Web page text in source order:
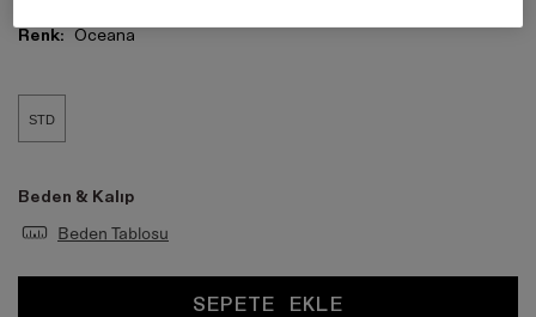
Renk: Oceana
STD
Beden & Kalıp
Beden Tablosu
SEPETE EKLE